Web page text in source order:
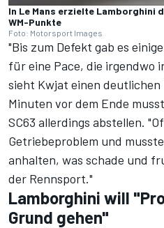
In Le Mans erzielte Lamborghini
WM-Punkte
Foto: Motorsport Images
"Bis zum Defekt gab es
für eine Pace, die irgendwo
sieht Kwjat einen
Minuten vor dem Ende
SC63 allerdings abstellen.
Getriebeproblem und
anhalten, was schade und
der Rennsport."
Lamborghini will
Grund gehen"